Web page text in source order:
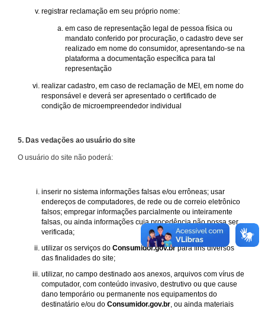
registrar reclamação em seu próprio nome:
em caso de representação legal de pessoa física ou
mandato conferido por procuração, o cadastro deve ser
realizado em nome do consumidor, apresentando-se na
plataforma a documentação específica para tal
representação
realizar cadastro, em caso de reclamação de MEI, em nome do
responsável e deverá ser apresentado o certificado de
condição de microempreendedor individual
5. Das vedações ao usuário do site
O usuário do site não poderá:
inserir no sistema informações falsas e/ou errôneas; usar
endereços de computadores, de rede ou de correio eletrônico
falsos; empregar informações parcialmente ou inteiramente
falsas, ou ainda informações cuja procedência não possa ser
verificada;
utilizar os serviços do Consumidor.gov.brpara fins diversos
das finalidades do site;
utilizar, no campo destinado aos anexos, arquivos com vírus de
computador, com conteúdo invasivo, destrutivo ou que cause
dano temporário ou permanente nos equipamentos do
destinatário e/ou do Consumidor.gov.br , ou ainda materiais